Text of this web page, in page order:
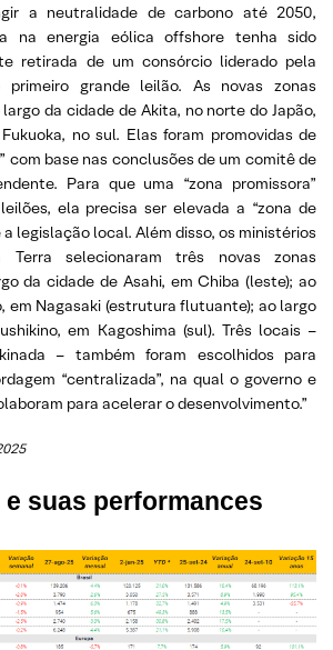
a neutralidade de carbono até 2050,
na energia eólica offshore tenha sido
retirada de um consórcio liderado pela
primeiro grande leilão. As novas zonas
da cidade de Akita, no norte do Japão,
no sul. Elas foram promovidas de
com base nas conclusões de um comitê de
Para que uma “zona promissora”
ela precisa ser elevada a “zona de
legislação local. Além disso, os ministérios
selecionaram três novas zonas
da cidade de Asahi, em Chiba (leste); ao
em Nagasaki (estrutura flutuante); ao largo
em Kagoshima (sul). Três locais –
– também foram escolhidos para
“centralizada”, na qual o governo e
para acelerar o desenvolvimento.”
e suas performances